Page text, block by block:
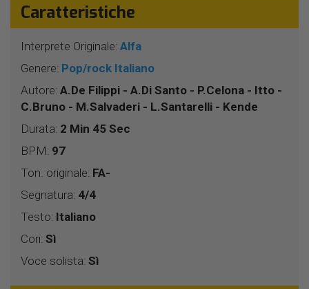
Caratteristiche
Interprete Originale: Alfa
Genere: Pop/rock Italiano
Autore: A.De Filippi - A.Di Santo - P.Celona - Itto -
C.Bruno - M.Salvaderi - L.Santarelli - Kende
Durata: 2 Min 45 Sec
BPM: 97
Ton. originale: FA-
Segnatura: 4/4
Testo: Italiano
Cori: Sì
Voce solista: Sì